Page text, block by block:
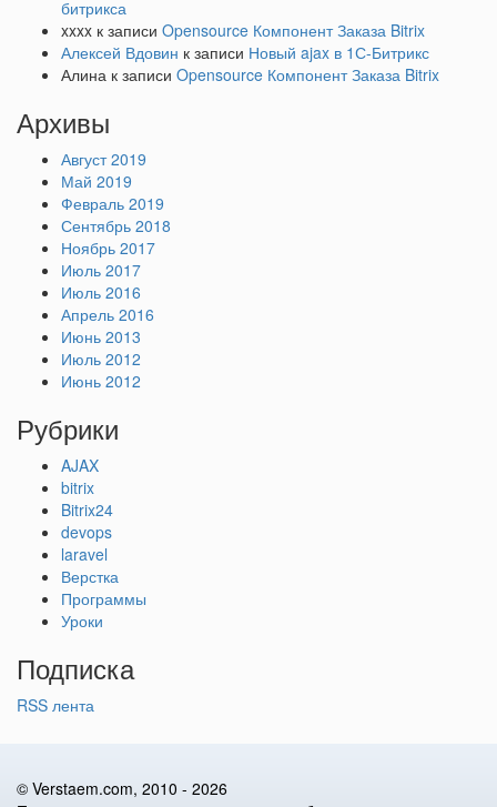
битрикса
xxxx к записи Opensource Компонент Заказа Bitrix
Алексей Вдовин к записи Новый ajax в 1С-Битрикс
Алина к записи Opensource Компонент Заказа Bitrix
Архивы
Август 2019
Май 2019
Февраль 2019
Сентябрь 2018
Ноябрь 2017
Июль 2017
Июль 2016
Апрель 2016
Июнь 2013
Июль 2012
Июнь 2012
Рубрики
AJAX
bitrix
Bitrix24
devops
laravel
Верстка
Программы
Уроки
Подписка
RSS лента
© Verstaem.com, 2010 - 2026